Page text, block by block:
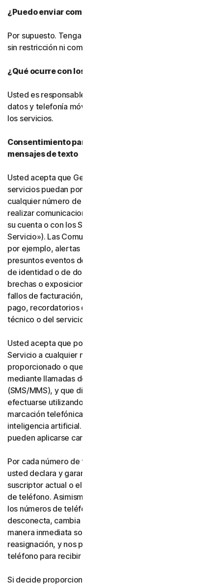
¿Puedo enviar comentarios?
Por supuesto. Tenga en cuenta que podremos utilizarlos
sin restricción ni compensación alguna.
¿Qué ocurre con los cargos por datos?
Usted es responsable de pagar todos los cargos por
datos y telefonía móvil asociados al uso del software y
los servicios.
Consentimiento para llamadas telefónicas y
mensajes de texto
Usted acepta que Gen, sus filiales y sus proveedores de
servicios puedan ponerse en contacto con usted en
cualquier número de teléfono que nos proporcione para
realizar comunicaciones informativas relacionadas con
su cuenta o con los Servicios («Comunicaciones del
Servicio»). Las Comunicaciones del Servicio incluyen,
por ejemplo, alertas de identidad o de transacciones,
presuntos eventos de fraude o seguridad, verificación
de identidad o de dos factores, notificaciones de
brechas o exposiciones de datos, notificaciones de
fallos de facturación, actualizaciones de métodos de
pago, recordatorios de renovación y avisos de soporte
técnico o del servicio.
Usted acepta que podamos realizar Comunicaciones del
Servicio a cualquier número de teléfono que nos haya
proporcionado o que nos proporcione en el futuro
mediante llamadas de voz o mensajes de texto
(SMS/MMS), y que dichas llamadas o mensajes puedan
efectuarse utilizando un sistema automático de
marcación telefónica, una voz artificial o pregrabada, o
inteligencia artificial. Usted reconoce y acepta que
pueden aplicarse cargos por mensajería y datos.
Por cada número de teléfono que nos proporcione,
usted declara y garantiza expresamente que es el
suscriptor actual o el usuario habitual de dicho número
de teléfono. Asimismo, usted acepta que, si alguno de
los números de teléfono que nos haya proporcionado se
desconecta, cambia o se reasigna, nos informará de
manera inmediata sobre dicha desconexión, cambio o
reasignación, y nos proporcionará un nuevo número de
teléfono para recibir Comunicaciones del Servicio.
Si decide proporcionar un número de teléfono